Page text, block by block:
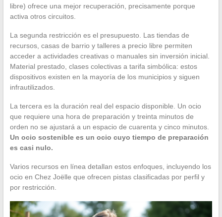
libre) ofrece una mejor recuperación, precisamente porque
activa otros circuitos.
La segunda restricción es el presupuesto. Las tiendas de
recursos, casas de barrio y talleres a precio libre permiten
acceder a actividades creativas o manuales sin inversión inicial.
Material prestado, clases colectivas a tarifa simbólica: estos
dispositivos existen en la mayoría de los municipios y siguen
infrautilizados.
La tercera es la duración real del espacio disponible. Un ocio
que requiere una hora de preparación y treinta minutos de
orden no se ajustará a un espacio de cuarenta y cinco minutos.
Un ocio sostenible es un ocio cuyo tiempo de preparación
es casi nulo.
Varios recursos en línea detallan estos enfoques, incluyendo los
ocio en Chez Joëlle que ofrecen pistas clasificadas por perfil y
por restricción.